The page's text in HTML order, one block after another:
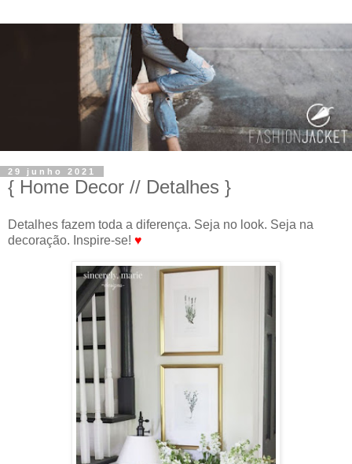
29 junho 2021
{ Home Decor // Detalhes }
Detalhes fazem toda a diferença. Seja no look. Seja na
decoração. Inspire-se! ♥